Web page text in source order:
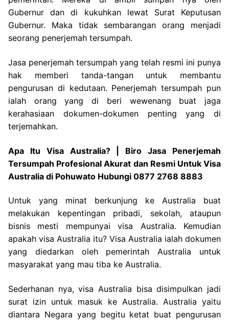
Gubernur dan di kukuhkan lewat Surat Keputusan
Gubernur. Maka tidak sembarangan orang menjadi
seorang penerjemah tersumpah.
Jasa penerjemah tersumpah yang telah resmi ini punya
hak memberi tanda-tangan untuk membantu
pengurusan di kedutaan. Penerjemah tersumpah pun
ialah orang yang di beri wewenang buat jaga
kerahasiaan dokumen-dokumen penting yang di
terjemahkan.
Apa Itu Visa Australia? | Biro Jasa Penerjemah
Tersumpah Profesional Akurat dan Resmi Untuk Visa
Australia di Pohuwato Hubungi 0877 2768 8883
Untuk yang minat berkunjung ke Australia buat
melakukan kepentingan pribadi, sekolah, ataupun
bisnis mesti mempunyai visa Australia. Kemudian
apakah visa Australia itu? Visa Australia ialah dokumen
yang diedarkan oleh pemerintah Australia untuk
masyarakat yang mau tiba ke Australia.
Sederhanan nya, visa Australia bisa disimpulkan jadi
surat izin untuk masuk ke Australia. Australia yaitu
diantara Negara yang begitu ketat buat pengurusan